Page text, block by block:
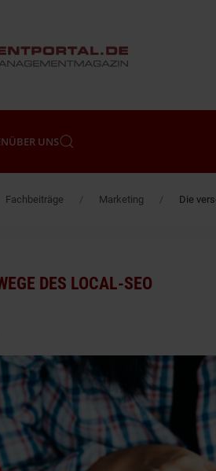
ÜBER UNS
Fachbeiträge Marketing Die
DES LOCAL-SEO